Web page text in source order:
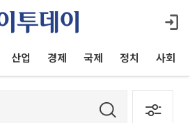
산업 경제 국제 정치 사회